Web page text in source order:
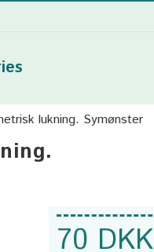
lukning. Symønster
70 DKK